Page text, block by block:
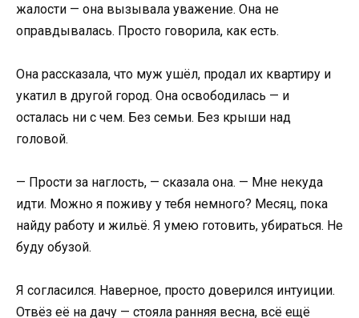
жалости — она вызывала уважение. Она не
оправдывалась. Просто говорила, как есть.
Она рассказала, что муж ушёл, продал их квартиру и
укатил в другой город. Она освободилась — и
осталась ни с чем. Без семьи. Без крыши над
головой.
— Прости за наглость, — сказала она. — Мне некуда
идти. Можно я поживу у тебя немного? Месяц, пока
найду работу и жильё. Я умею готовить, убираться. Не
буду обузой.
Я согласился. Наверное, просто доверился интуиции.
Отвёз её на дачу — стояла ранняя весна, всё ещё